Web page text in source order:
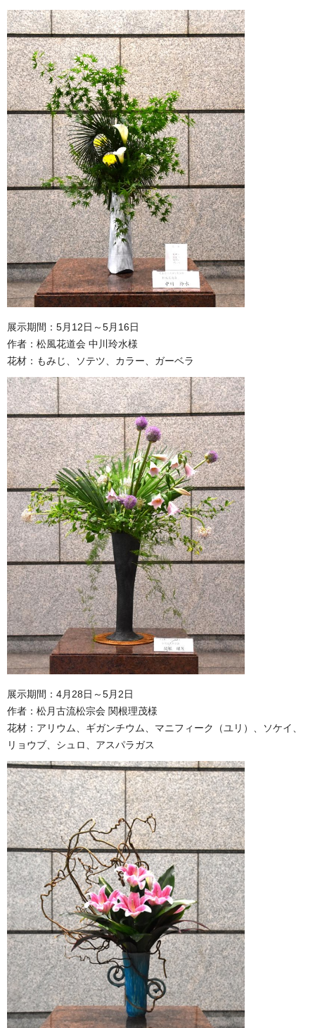
展示期間：5月12日～5月16日
作者：松風花道会 中川玲水様
花材：もみじ、ソテツ、カラー、ガーベラ
展示期間：4月28日～5月2日
作者：松月古流松宗会 関根理茂様
花材：アリウム、ギガンチウム、マニフィーク（ユリ）、ソケイ、
リョウブ、シュロ、アスパラガス